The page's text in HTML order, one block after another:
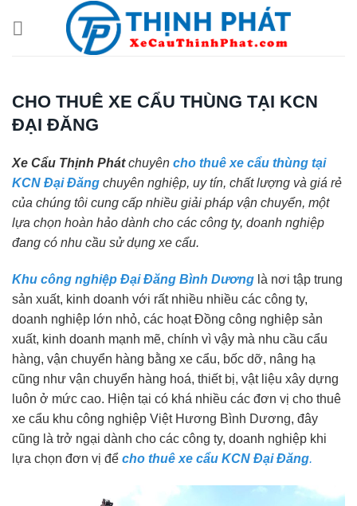
CHO THUÊ XE CẨU THÙNG TẠI KCN
ĐẠI ĐĂNG
Xe Cẩu Thịnh Phátchuyên cho thuê xe cẩu thùng tại
KCN Đại Đăng chuyên nghiệp, uy tín, chất lượng và giá rẻ
của chúng tôi cung cấp nhiều giải pháp vận chuyển, một
lựa chọn hoàn hảo dành cho các công ty, doanh nghiệp
đang có nhu cầu sử dụng xe cẩu.
Khu công nghiệp Đại Đăng Bình Dương là nơi tập trung
sản xuất, kinh doanh với rất nhiều nhiều các công ty,
doanh nghiệp lớn nhỏ, các hoạt Đồng công nghiệp sản
xuất, kinh doanh mạnh mẽ, chính vì vậy mà nhu cầu cẩu
hàng, vận chuyển hàng bằng xe cẩu, bốc dỡ, nâng hạ
cũng như vận chuyển hàng hoá, thiết bị, vật liệu xây dựng
luôn ở mức cao. Hiện tại có khá nhiều các đơn vị cho thuê
xe cẩu khu công nghiệp Việt Hương Bình Dương, đây
cũng là trở ngại dành cho các công ty, doanh nghiệp khi
lựa chọn đơn vị để cho thuê xe cẩu KCN Đại Đăng.